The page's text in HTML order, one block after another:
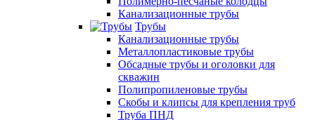
Канализационные трубы
Трубы
Канализационные трубы
Металлопластиковые трубы
Обсадные трубы и оголовки для
скважин
Полипропиленовые трубы
Скобы и клипсы для крепления труб
Труба ПНД